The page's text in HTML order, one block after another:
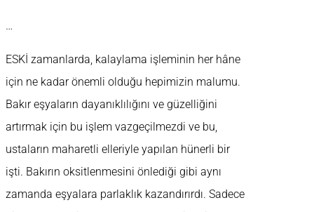
…
ESKİ zamanlarda, kalaylama işleminin her hâne
için ne kadar önemli olduğu hepimizin malumu.
Bakır eşyaların dayanıklılığını ve güzelliğini
artırmak için bu işlem vazgeçilmezdi ve bu,
ustaların maharetli elleriyle yapılan hünerli bir
işti. Bakırın oksitlenmesini önlediği gibi aynı
zamanda eşyalara parlaklık kazandırırdı. Sadece